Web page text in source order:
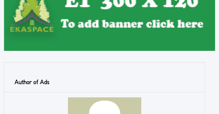
Author of Ads